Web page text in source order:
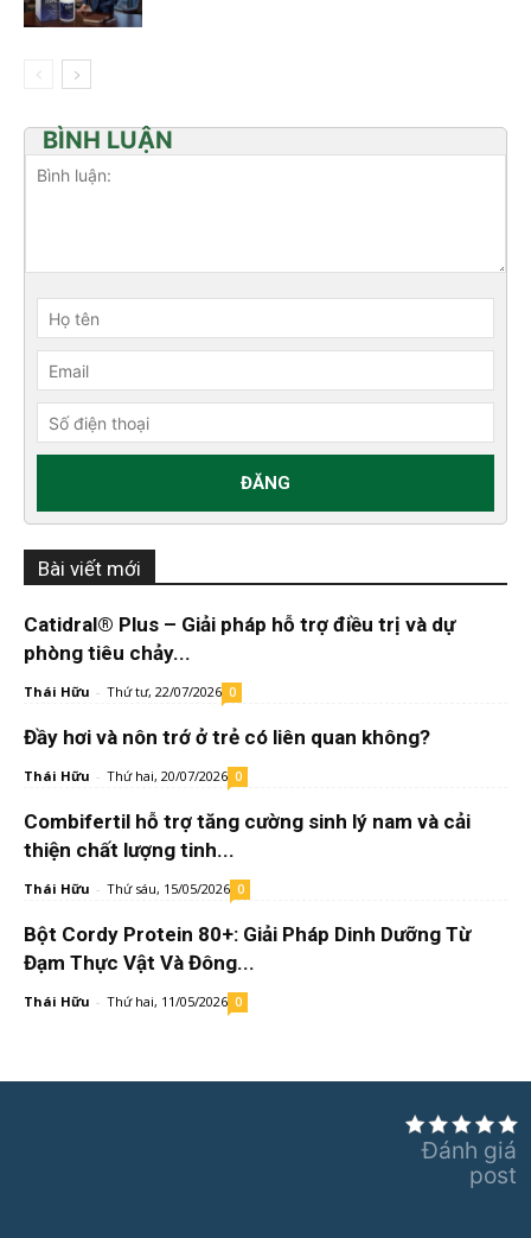
BÌNH LUẬN
Bài viết mới
Catidral® Plus – Giải pháp hỗ trợ điều trị và dự
phòng tiêu chảy...
Thái Hữu - Thứ tư, 22/07/2026 0
Đầy hơi và nôn trớ ở trẻ có liên quan không?
Thái Hữu - Thứ hai, 20/07/2026 0
Combifertil hỗ trợ tăng cường sinh lý nam và cải
thiện chất lượng tinh...
Thái Hữu - Thứ sáu, 15/05/2026 0
Bột Cordy Protein 80+: Giải Pháp Dinh Dưỡng Từ
Đạm Thực Vật Và Đông...
Thái Hữu - Thứ hai, 11/05/2026 0
Đánh giá
post